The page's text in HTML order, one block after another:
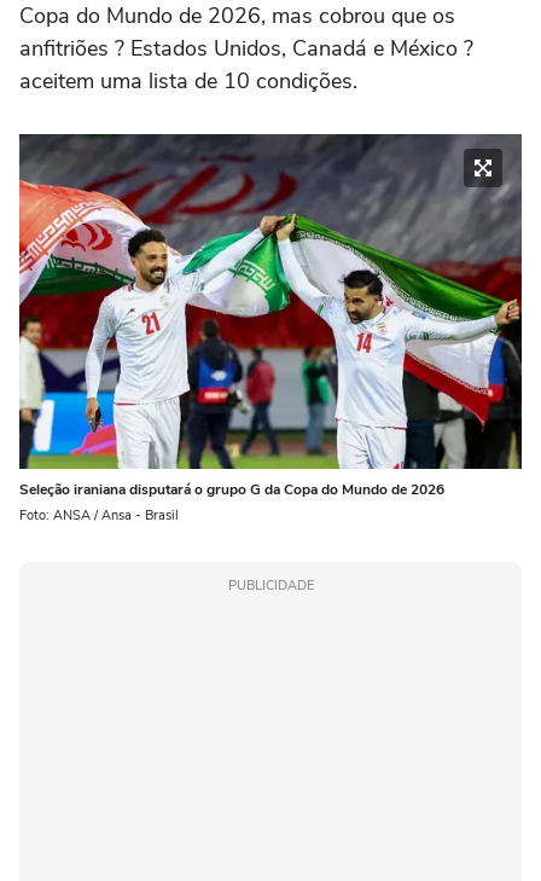
Copa do Mundo de 2026, mas cobrou que os
anfitriões ? Estados Unidos, Canadá e México ?
aceitem uma lista de 10 condições.
Seleção iraniana disputará o grupo G da Copa do Mundo de 2026
Foto: ANSA / Ansa - Brasil
PUBLICIDADE